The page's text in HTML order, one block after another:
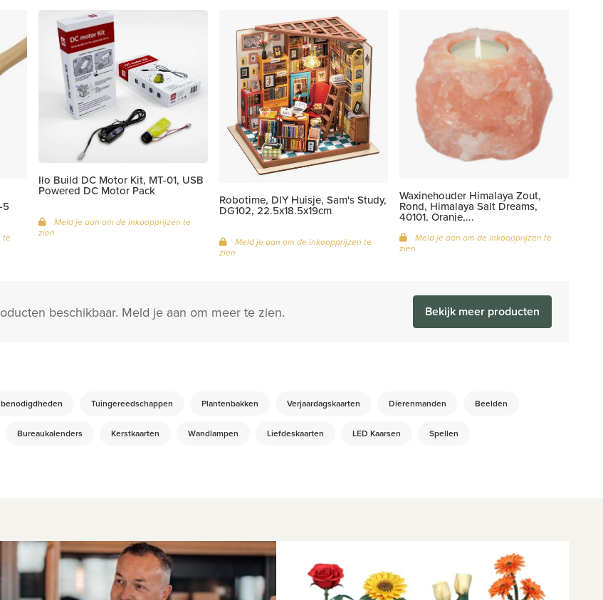
5
te
Ilo Build DC Motor Kit, MT-01, USB
Powered DC Motor Pack
Meld je aan om de inkoopprijzen te
zien
Robotime, DIY Huisje, Sam's Study,
DG102, 22.5x18.5x19cm
Meld je aan om de inkoopprijzen te
zien
Waxinehouder Himalaya Zout,
Rond, Himalaya Salt Dreams,
40101, Oranje,...
Meld je aan om de inkoopprijzen te
zien
beschikbaar. Meld je aan om meer te zien. Bekijk meer producten
Tuingereedschappen Plantenbakken Verjaardagskaarten Dierenmanden Beelden
Bureaukalenders Kerstkaarten Wandlampen Liefdeskaarten LED Kaarsen Spellen